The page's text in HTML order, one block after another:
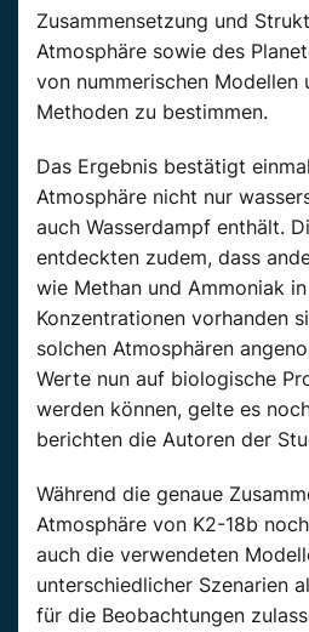
Zusammensetzung und
Atmosphäre sowie des
von nummerischen Modellen
Methoden zu bestimmen.
Das Ergebnis bestätigt
Atmosphäre nicht nur
auch Wasserdampf enthält.
entdeckten zudem, dass
wie Methan und Ammoniak
Konzentrationen vorhanden
solchen Atmosphären
Werte nun auf biologische
werden können, gelte es
berichten die Autoren der
Während die genaue
Atmosphäre von K2-18b
auch die verwendeten
unterschiedlicher Szenarien
für die Beobachtungen